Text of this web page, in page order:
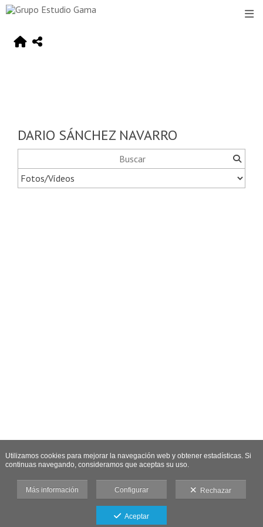
DARIO SÁNCHEZ NAVARRO
Utilizamos cookies para mejorar la navegación web y obtener estadísticas. Si
continuas navegando, consideramos que aceptas su uso.
Más información Configurar Rechazar
Aceptar